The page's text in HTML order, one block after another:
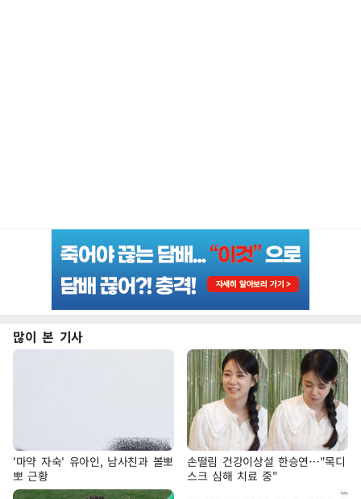
많이 본 기사
'마약 자숙' 유아인, 남사친과 볼뽀
뽀 근황
손떨림 건강이상설 한승연…"목디
스크 심해 치료 중"